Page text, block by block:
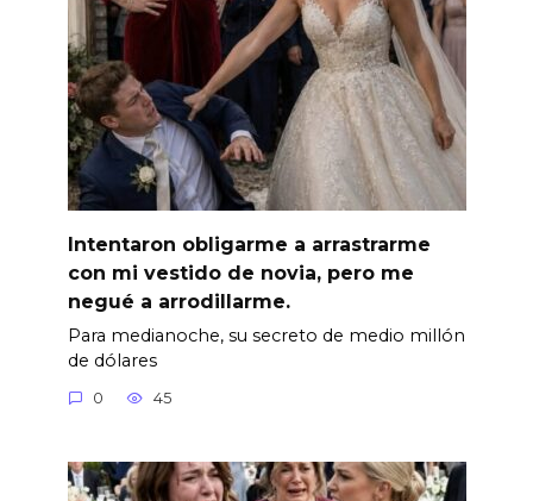
Intentaron obligarme a arrastrarme
con mi vestido de novia, pero me
negué a arrodillarme.
Para medianoche, su secreto de medio millón
de dólares
0 45